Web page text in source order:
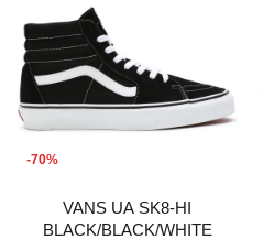
-70%
VANS UA SK8-HI
BLACK/BLACK/WHITE